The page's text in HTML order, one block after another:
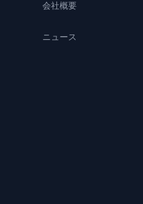
会社概要
ニュース